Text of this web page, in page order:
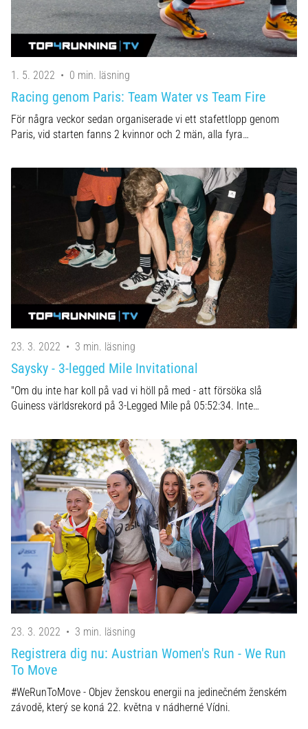
1. 5. 2022 • 0 min. läsning
Racing genom Paris: Team Water vs Team Fire
För några veckor sedan organiserade vi ett stafettlopp genom
Paris, vid starten fanns 2 kvinnor och 2 män, alla fyra…
23. 3. 2022 • 3 min. läsning
Saysky - 3-legged Mile Invitational
"Om du inte har koll på vad vi höll på med - att försöka slå
Guiness världsrekord på 3-Legged Mile på 05:52:34. Inte…
23. 3. 2022 • 3 min. läsning
Registrera dig nu: Austrian Women's Run - We Run
To Move
#WeRunToMove - Objev ženskou energii na jedinečném ženském
závodě, který se koná 22. května v nádherné Vídni.